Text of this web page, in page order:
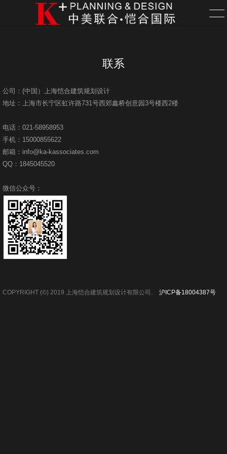
项目
关于
新闻
招聘
联系
公司：(中国）上海恺合建筑规划设计
地址：上海市长宁区虹许路731号西郊鑫桥创意园3号楼西2楼
电话：021-58958953
手机：15000855622
邮箱：info@ka-kassociates.com
QQ：1845045520
微信公众号：
COPYRIGHT (©) 2019 上海恺合建筑规划设计有限公司. 沪ICP备18004387号